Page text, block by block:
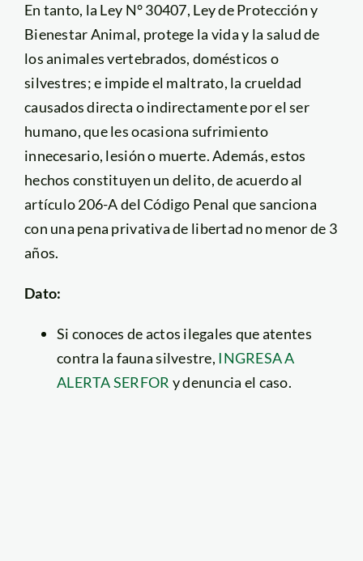
En tanto, la Ley N° 30407, Ley de Protección y
Bienestar Animal, protege la vida y la salud de
los animales vertebrados, domésticos o
silvestres; e impide el maltrato, la crueldad
causados directa o indirectamente por el ser
humano, que les ocasiona sufrimiento
innecesario, lesión o muerte. Además, estos
hechos constituyen un delito, de acuerdo al
artículo 206-A del Código Penal que sanciona
con una pena privativa de libertad no menor de 3
años.
Dato:
Si conoces de actos ilegales que atentes
contra la fauna silvestre, INGRESA A
ALERTA SERFOR y denuncia el caso.